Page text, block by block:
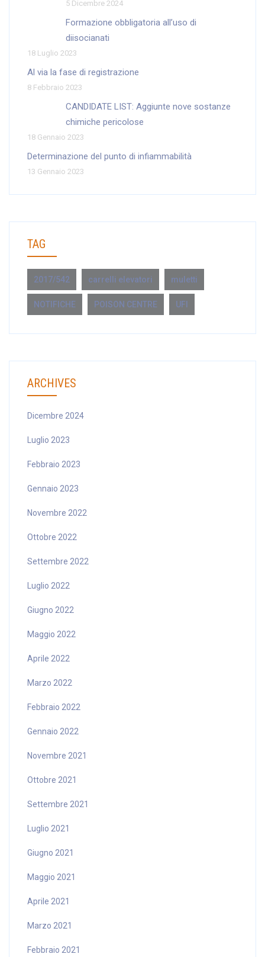
5 Dicembre 2024
Formazione obbligatoria all’uso di
diisocianati
18 Luglio 2023
Al via la fase di registrazione
8 Febbraio 2023
CANDIDATE LIST: Aggiunte nove sostanze
chimiche pericolose
18 Gennaio 2023
Determinazione del punto di infiammabilità
13 Gennaio 2023
TAG
2017/542 carrelli elevatori muletti
NOTIFICHE POISON CENTRE UFI
ARCHIVES
Dicembre 2024
Luglio 2023
Febbraio 2023
Gennaio 2023
Novembre 2022
Ottobre 2022
Settembre 2022
Luglio 2022
Giugno 2022
Maggio 2022
Aprile 2022
Marzo 2022
Febbraio 2022
Gennaio 2022
Novembre 2021
Ottobre 2021
Settembre 2021
Luglio 2021
Giugno 2021
Maggio 2021
Aprile 2021
Marzo 2021
Febbraio 2021